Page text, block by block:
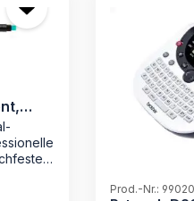
Prod.-Nr.: